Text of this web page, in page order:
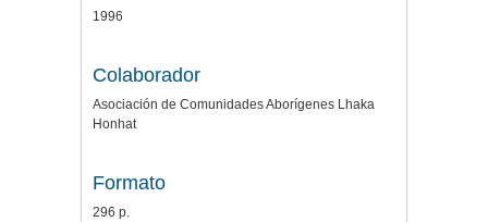
1996
Colaborador
Asociación de Comunidades Aborígenes Lhaka
Honhat
Formato
296 p.